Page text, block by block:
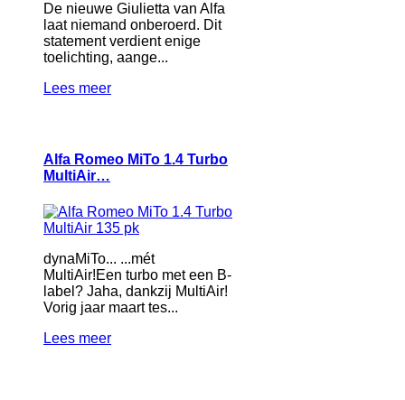
De nieuwe Giulietta van Alfa
laat niemand onberoerd. Dit
statement verdient enige
toelichting, aange...
Lees meer
Alfa Romeo MiTo 1.4 Turbo
MultiAir…
dynaMiTo... ...mét
MultiAir!Een turbo met een B-
label? Jaha, dankzij MultiAir!
Vorig jaar maart tes...
Lees meer